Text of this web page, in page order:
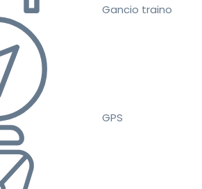
Gancio traino
GPS